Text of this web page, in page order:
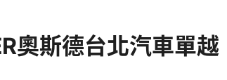
奧斯德台北汽車單越